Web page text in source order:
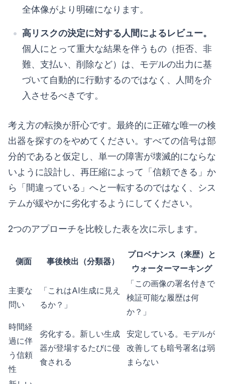
全体像がより明確になります。
高リスクの決定に対する人間によるレビュー。
個人にとって重大な結果を伴うもの（拒否、非
難、支払い、削除など）は、モデルの出力に基
づいて自動的に行動するのではなく、人間を介
入させるべきです。
考え方の転換が肝心です。最終的に正確な唯一の検
出器を探すのをやめてください。すべての信号は部
分的であると仮定し、単一の障害が壊滅的にならな
いように設計し、再圧縮によって「信頼できる」か
ら「間違っている」へと一転するのではなく、シス
テムが緩やかに劣化するようにしてください。
2つのアプローチを比較した表を次に示します。
側面 事後検出（分類器）
プロベナンス（来歴）と
ウォーターマーキング
主要な
問い
「これはAI生成に見え
るか？」
「この画像の署名付きで
検証可能な履歴は何
か？」
時間経
過に伴
う信頼
性
劣化する。新しい生成
器が登場するたびに侵
食される
安定している。モデルが
改善しても暗号署名は弱
まらない